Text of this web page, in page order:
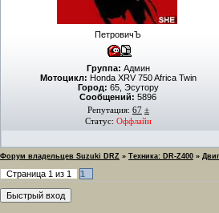
ПетровичЪ
Группа: Админ
Мотоцикл: Honda XRV 750 Africa Twin
Город: 65, Эсутору
Сообщений: 5896
Репутация: 67 ±
Статус: Оффлайн
Форум владельцев Suzuki DRZ » Техника: DR-Z400 »
Страница 1 из 1 1